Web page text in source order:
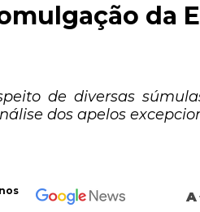
da
de diversas
dos apelos
A